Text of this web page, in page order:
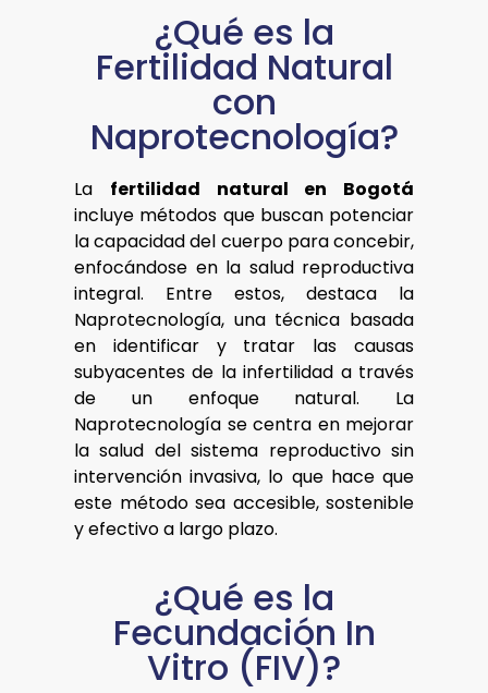
¿Qué es la
Fertilidad Natural
con
Naprotecnología?
La fertilidad natural en Bogotá
incluye métodos que buscan potenciar
la capacidad del cuerpo para concebir,
enfocándose en la salud reproductiva
integral. Entre estos, destaca la
Naprotecnología, una técnica basada
en identificar y tratar las causas
subyacentes de la infertilidad a través
de un enfoque natural. La
Naprotecnología se centra en mejorar
la salud del sistema reproductivo sin
intervención invasiva, lo que hace que
este método sea accesible, sostenible
y efectivo a largo plazo.
¿Qué es la
Fecundación In
Vitro (FIV)?